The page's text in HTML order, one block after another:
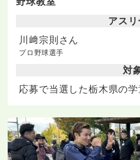
アスリ
川﨑宗則さん
プロ野球選手
対
応募で当選した栃木県の